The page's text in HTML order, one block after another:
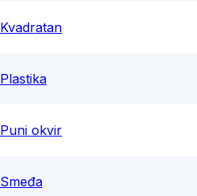
Kvadratan
Plastika
Puni okvir
Smeđa